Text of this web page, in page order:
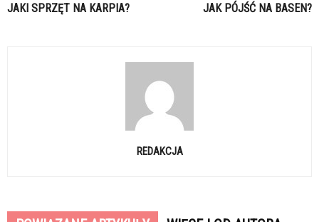
JAKI SPRZĘT NA KARPIA? JAK PÓJŚĆ NA BASEN?
REDAKCJA